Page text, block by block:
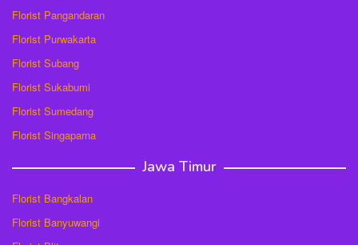
Florist Pangandaran
Florist Purwakarta
Florist Subang
Florist Sukabumi
Florist Sumedang
Florist Singaparna
Jawa Timur
Florist Bangkalan
Florist Banyuwangi